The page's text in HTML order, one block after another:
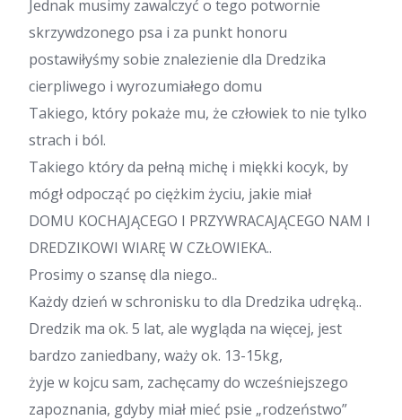
Jednak musimy zawalczyć o tego potwornie
skrzywdzonego psa i za punkt honoru
postawiłyśmy sobie znalezienie dla Dredzika
cierpliwego i wyrozumiałego domu
Takiego, który pokaże mu, że człowiek to nie tylko
strach i ból.
Takiego który da pełną michę i miękki kocyk, by
mógł odpocząć po ciężkim życiu, jakie miał
DOMU KOCHAJĄCEGO I PRZYWRACAJĄCEGO NAM I
DREDZIKOWI WIARĘ W CZŁOWIEKA..
Prosimy o szansę dla niego..
Każdy dzień w schronisku to dla Dredzika udręką..
Dredzik ma ok. 5 lat, ale wygląda na więcej, jest
bardzo zaniedbany, waży ok. 13-15kg,
żyje w kojcu sam, zachęcamy do wcześniejszego
zapoznania, gdyby miał mieć psie „rodzeństwo”